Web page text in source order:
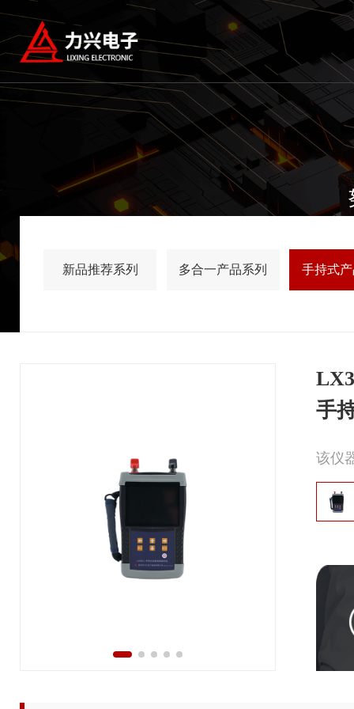
新品推荐系列 多合一产品系列 手持式
手
该仪